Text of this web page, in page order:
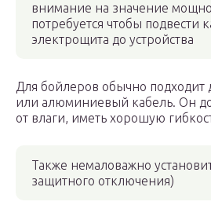
внимание на значение
потребуется чтобы подвести
электрощита до устройства
Для бойлеров обычно
или алюминиевый кабель. Он
от влаги, иметь хорошую
Также немаловажно
защитного отключения)